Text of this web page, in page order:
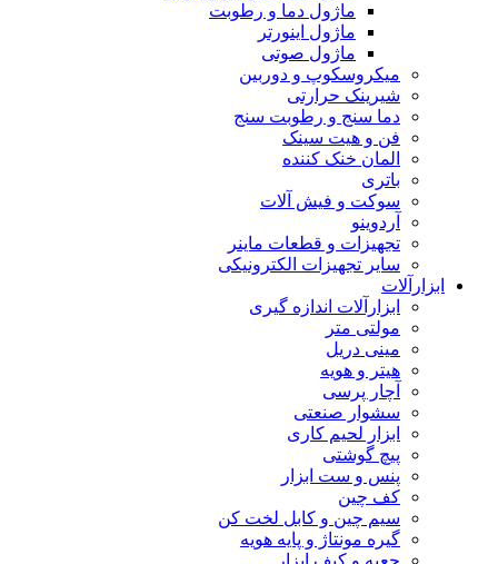
ماژول دما و رطوبت
ماژول اینورتر
ماژول صوتی
میکروسکوپ و دوربین
شیرینک حرارتی
دما سنج و رطوبت سنج
فن و هیت سینک
المان خنک کننده
باتری
سوکت و فیش آلات
آردوینو
تجهیزات و قطعات ماینر
سایر تجهیزات الکترونیکی
ابزارآلات
ابزارآلات اندازه گیری
مولتی متر
مینی دریل
هیتر و هویه
آچار پرسی
سشوار صنعتی
ابزار لحیم کاری
پیچ گوشتی
پنس و ست ابزار
کف چین
سیم چین و کابل لخت کن
گیره مونتاژ و پایه هویه
جعبه و کیف ابزار